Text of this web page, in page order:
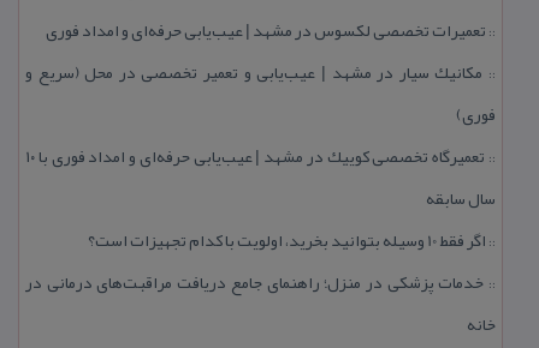
:: تعمیرات تخصصی لكسوس در مشهد | عیب‌یابی حرفه‌ای و امداد فوری
:: مكانیك سیار در مشهد | عیب‌یابی و تعمیر تخصصی در محل (سریع و
فوری)
::
تعمیرگاه تخصصی كوییك در مشهد | عیب‌یابی حرفه‌ای و امداد فوری با ۱۰
سال سابقه
:: اگر فقط 10 وسیله بتوانید بخرید، اولویت با كدام تجهیزات است؟
:: خدمات پزشكی در منزل؛ راهنمای جامع دریافت مراقبت‌های درمانی در
خانه